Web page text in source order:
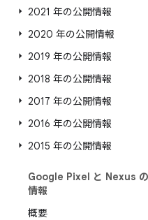
2021 年の公開情報
2020 年の公開情報
2019 年の公開情報
2018 年の公開情報
2017 年の公開情報
2016 年の公開情報
2015 年の公開情報
Google Pixel と Nexus
情報
概要